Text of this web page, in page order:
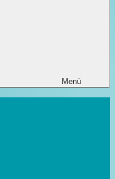
Menü